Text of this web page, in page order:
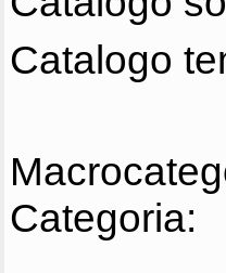
Catalogo
Categoria: